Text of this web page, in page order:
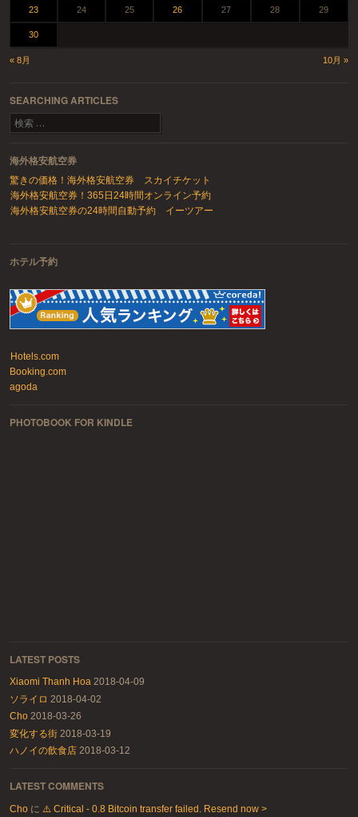
« 8月 10月 »
23 24 25 26 27 28 29
30
SEARCHING ARTICLES
検索
海外格安航空券
驚きの価格！海外格安航空券 スカイチケット
海外格安航空券！365日24時間オンライン予約
海外格安航空券の24時間自動予約 イーツアー
ホテル予約
Hotels.com
Booking.com
agoda
PHOTOBOOK FOR KINDLE
LATEST POSTS
Xiaomi Thanh Hoa 2018-04-09
ソライロ 2018-04-02
Cho 2018-03-26
変化する街 2018-03-19
ハノイの飲食店 2018-03-12
LATEST COMMENTS
Choに ⚠️ Critical - 0.8 Bitcoin transfer failed. Resend now >